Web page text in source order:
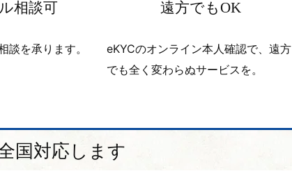
相談可
談を承ります。
遠方でもOK
eKYCのオンライン本人確認で、遠方
でも全く変わらぬサービスを。
国対応します